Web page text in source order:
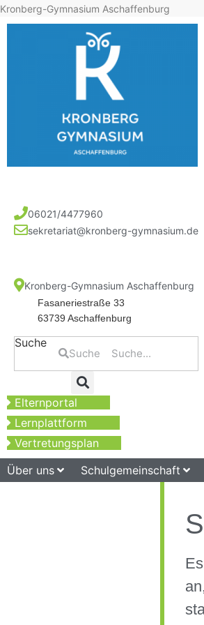
Kronberg-Gymnasium Aschaffenburg
06021/4477960
sekretariat@kronberg-gymnasium.de
Kronberg-Gymnasium Aschaffenburg
Fasaneriestraße 33
63739 Aschaffenburg
Suche
Suche
Elternportal
Lernplattform
Vertretungsplan
Über uns
Schulgemeinschaft